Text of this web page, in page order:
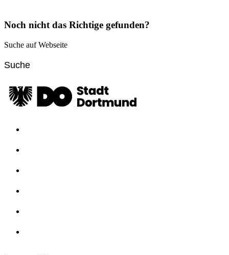
Noch nicht das Richtige gefunden?
Suche auf Webseite